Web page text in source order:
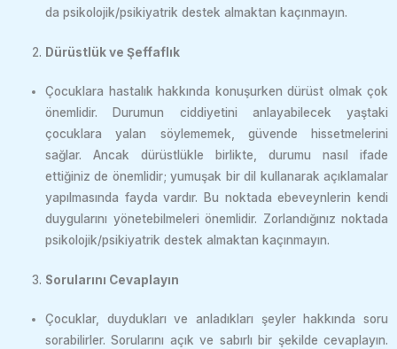
da psikolojik/psikiyatrik destek almaktan kaçınmayın.
Dürüstlük ve Şeffaflık
Çocuklara hastalık hakkında konuşurken dürüst olmak çok
önemlidir. Durumun ciddiyetini anlayabilecek yaştaki
çocuklara yalan söylememek, güvende hissetmelerini
sağlar. Ancak dürüstlükle birlikte, durumu nasıl ifade
ettiğiniz de önemlidir; yumuşak bir dil kullanarak açıklamalar
yapılmasında fayda vardır. Bu noktada ebeveynlerin kendi
duygularını yönetebilmeleri önemlidir. Zorlandığınız noktada
psikolojik/psikiyatrik destek almaktan kaçınmayın.
Sorularını Cevaplayın
Çocuklar, duydukları ve anladıkları şeyler hakkında soru
sorabilirler. Sorularını açık ve sabırlı bir şekilde cevaplayın.